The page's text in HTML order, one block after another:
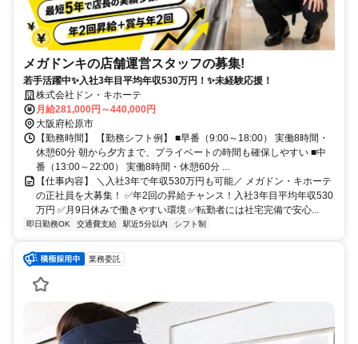
メガドンキの店舗運営スタッフの募集!
若手活躍中✨入社3年目平均年収530万円！✨未経験応援！
株式会社ドン・キホーテ
月給281,000円～440,000円
大阪府松原市
【勤務時間】 【勤務シフト例】 ■早番（9:00～18:00） 実働8時間・
休憩60分 朝から夕方まで、プライベートの時間も確保しやすい ■中
番（13:00～22:00） 実働8時間・休憩60分 ...
【仕事内容】 ＼入社3年で年収530万円も可能／ メガドン・キホーテ
の正社員を大募集！ ✅年2回の昇給チャンス！入社3年目平均年収530
万円 ✅月9日休みで働きやすい環境 ✅転勤者には社宅完備で安心...
即日勤務OK 交通費支給 駅近5分以内 シフト制
業務委託